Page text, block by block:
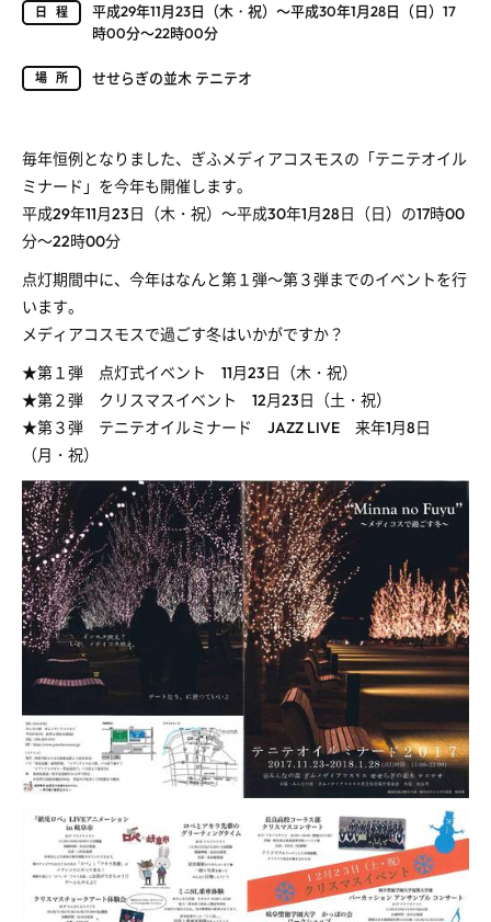
日程
平成29年11月23日（木・祝）～平成30年1月28日（日）17
時00分～22時00分
場所 せせらぎの並木 テニテオ
毎年恒例となりました、ぎふメディアコスモスの「テニテオイル
ミナード」を今年も開催します。
平成29年11月23日（木・祝）～平成30年1月28日（日）の17時00
分～22時00分
点灯期間中に、今年はなんと第１弾～第３弾までのイベントを行
います。
メディアコスモスで過ごす冬はいかがですか？
★第１弾 点灯式イベント 11月23日（木・祝）
★第２弾 クリスマスイベント 12月23日（土・祝）
★第３弾 テニテオイルミナード JAZZ LIVE 来年1月8日
（月・祝）